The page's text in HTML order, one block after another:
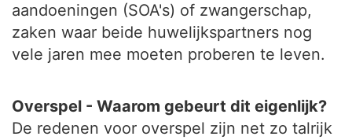
aandoeningen (SOA's) of zwangerschap,
zaken waar beide huwelijkspartners nog
vele jaren mee moeten proberen te leven.
Overspel - Waarom gebeurt dit eigenlijk?
De redenen voor overspel zijn net zo talrijk